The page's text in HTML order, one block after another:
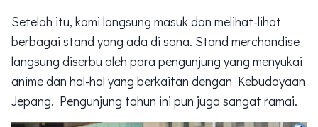
Setelah itu, kami langsung masuk dan melihat-lihat
berbagai stand yang ada di sana. Stand merchandise
langsung diserbu oleh para pengunjung yang menyukai
anime dan hal-hal yang berkaitan dengan Kebudayaan
Jepang. Pengunjung tahun ini pun juga sangat ramai.